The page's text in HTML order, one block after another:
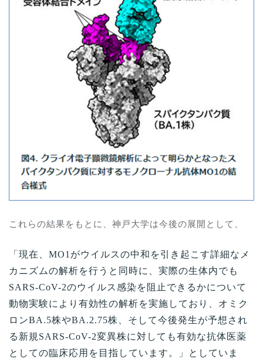
これらの結果をもとに、神戸大学は今後の展開として、
「現在、 MO1がウイルスの中和を引き起こす詳細なメ
カニズムの解析を行うと同時に、実際の生体内でも
SARS-CoV-2のウイルス感染を阻止できるかについて
動物実験により有効性の解析を実施しており、オミク
ロンBA.5株やBA.2.75株、そして今後発生が予想され
る新規SARS-CoV-2変異株に対しても有効な抗体医薬
としての臨床応用を目指しています。」としていま